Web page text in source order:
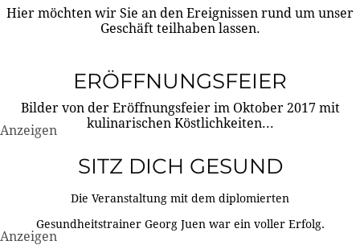
Hier möchten wir Sie an den Ereignissen rund um unser
Geschäft teilhaben lassen.
ERÖFFNUNGSFEIER
Bilder von der Eröffnungsfeier im Oktober 2017 mit
kulinarischen Köstlichkeiten...
Anzeigen
SITZ DICH GESUND
Die Veranstaltung mit dem diplomierten
Gesundheitstrainer Georg Juen war ein voller Erfolg.
Anzeigen